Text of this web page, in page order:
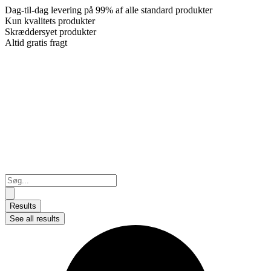
Dag-til-dag levering på 99% af alle standard produkter
Kun kvalitets produkter
Skræddersyet produkter
Altid gratis fragt
Search
...
Results
See all results